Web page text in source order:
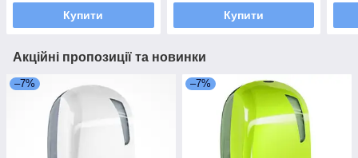
Купити Купити
Акційні пропозиції та новинки
–7% –7%